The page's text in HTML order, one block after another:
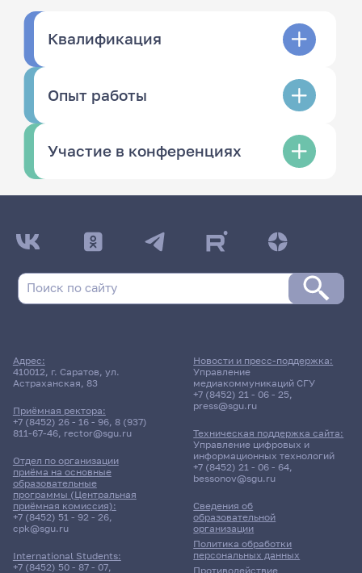
Квалификация
Опыт работы
Участие в конференциях
Адрес:
410012, г. Саратов, ул.
Астраханская, 83
Приёмная ректора:
+7 (8452) 26 - 16 - 96, 8 (937)
811-67-46, rector@sgu.ru
Отдел по организации
приёма на основные
образовательные
программы (Центральная
приёмная комиссия):
+7 (8452) 51 - 92 - 26,
cpk@sgu.ru
International Students:
+7 (8452) 50 - 87 - 07,
Сведения об
образовательной
организации
Политика обработки
персональных данных
Противодействие
Новости и пресс-поддержка:
Управление
медиакоммуникаций СГУ
+7 (8452) 21 - 06 - 25,
press@sgu.ru
Техническая поддержка сайта:
Управление цифровых и
информационных технологий
+7 (8452) 21 - 06 - 64,
bessonov@sgu.ru